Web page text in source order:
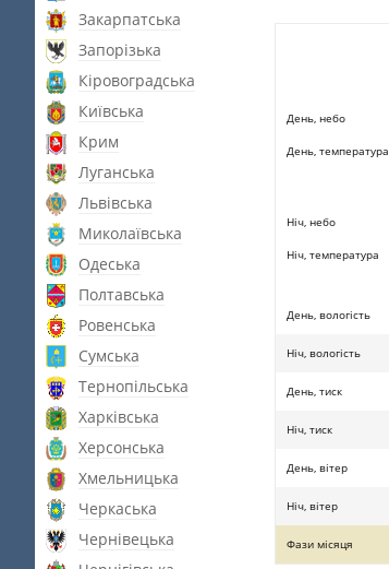
Закарпатська
Запорізька
Кіровоградська
Київська
Крим
Луганська
Львівська
Миколаївська
Одеська
Полтавська
Ровенська
Сумська
Тернопільська
Харківська
Херсонська
Хмельницька
Черкаська
Чернівецька
День, небо
День, температура
Ніч, небо
Ніч, температура
День, вологість
Ніч, вологість
День, тиск
Ніч, тиск
День, вітер
Ніч, вітер
Фази місяця